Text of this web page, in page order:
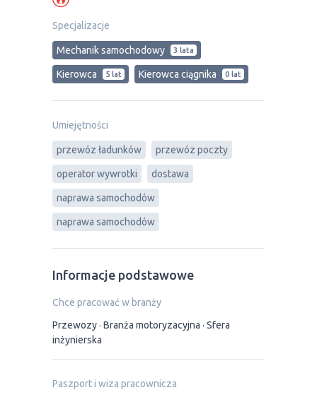
Specjalizacje
Mechanik samochodowy 3 lata
Kierowca 5 lat Kierowca ciągnika 0 lat
Umiejętności
przewóz ładunków przewóz poczty
operator wywrotki dostawa
naprawa samochodów
naprawa samochodów
Informacje podstawowe
Chce pracować w branży
Przewozy Branża motoryzacyjna
Sfera
inżynierska
Paszport i wiza pracownicza